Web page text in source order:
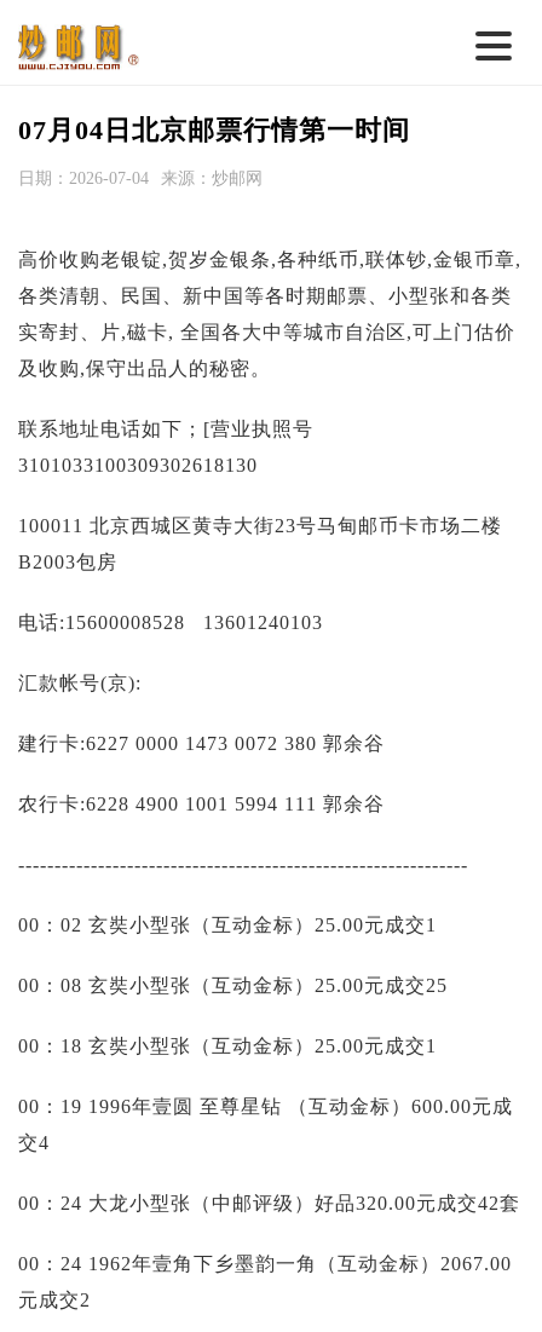
首 页
名家综述
热点话题
邮币卡苑
07月04日北京邮票行情第一时间
日期：2026-07-04 来源：炒邮网
高价收购老银锭,贺岁金银条,各种纸币,联体钞,金银币章,
各类清朝、民国、新中国等各时期邮票、小型张和各类
实寄封、片,磁卡, 全国各大中等城市自治区,可上门估价
及收购,保守出品人的秘密。
联系地址电话如下；[营业执照号
3101033100309302618130
100011 北京西城区黄寺大街23号马甸邮币卡市场二楼
B2003包房
电话:15600008528 13601240103
汇款帐号(京):
建行卡:6227 0000 1473 0072 380 郭余谷
农行卡:6228 4900 1001 5994 111 郭余谷
--------------------------------------------------------------
00：02 玄奘小型张（互动金标）25.00元成交1
00：08 玄奘小型张（互动金标）25.00元成交25
00：18 玄奘小型张（互动金标）25.00元成交1
00：19 1996年壹圆 至尊星钻 （互动金标）600.00元成
交4
00：24 大龙小型张（中邮评级）好品320.00元成交42套
00：24 1962年壹角下乡墨韵一角（互动金标）2067.00
元成交2